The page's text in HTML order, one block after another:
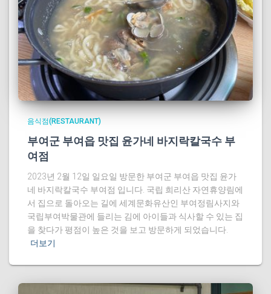
음식점(RESTAURANT)
부여군 부여읍 맛집 윤가네 바지락칼국수 부
여점
2023년 2월 12일 일요일 방문한 부여군 부여읍 맛집 윤가
네 바지락칼국수 부여점 입니다. 국립 희리산 자연휴양림에
서 집으로 돌아오는 길에 세계문화유산인 부여정림사지와
국립부여박물관에 들리는 김에 아이들과 식사할 수 있는 집
을 찾다가 평점이 높은 것을 보고 방문하게 되었습니다.
더보기